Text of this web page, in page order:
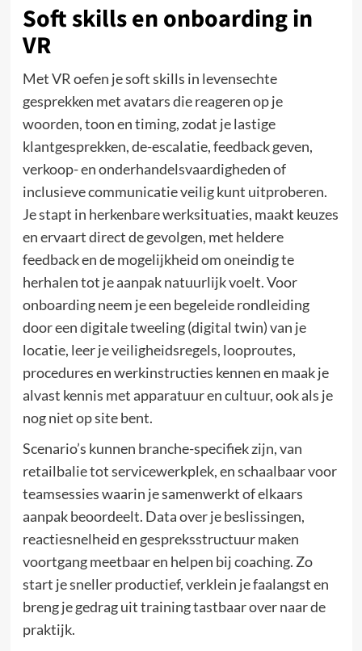
Soft skills en onboarding in
VR
Met VR oefen je soft skills in levensechte
gesprekken met avatars die reageren op je
woorden, toon en timing, zodat je lastige
klantgesprekken, de-escalatie, feedback geven,
verkoop- en onderhandelsvaardigheden of
inclusieve communicatie veilig kunt uitproberen.
Je stapt in herkenbare werksituaties, maakt keuzes
en ervaart direct de gevolgen, met heldere
feedback en de mogelijkheid om oneindig te
herhalen tot je aanpak natuurlijk voelt. Voor
onboarding neem je een begeleide rondleiding
door een digitale tweeling (digital twin) van je
locatie, leer je veiligheidsregels, looproutes,
procedures en werkinstructies kennen en maak je
alvast kennis met apparatuur en cultuur, ook als je
nog niet op site bent.
Scenario’s kunnen branche-specifiek zijn, van
retailbalie tot servicewerkplek, en schaalbaar voor
teamsessies waarin je samenwerkt of elkaars
aanpak beoordeelt. Data over je beslissingen,
reactiesnelheid en gespreksstructuur maken
voortgang meetbaar en helpen bij coaching. Zo
start je sneller productief, verklein je faalangst en
breng je gedrag uit training tastbaar over naar de
praktijk.